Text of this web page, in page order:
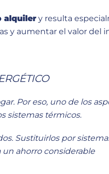
alquiler y resulta
y aumentar el valor del
Por eso, uno de los
sistemas térmicos.
Sustituirlos por
ahorro considerable